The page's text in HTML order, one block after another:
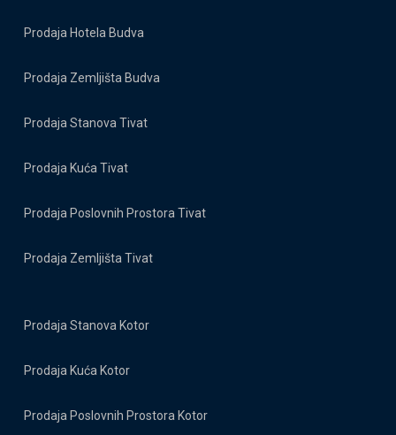
Prodaja Hotela Budva
Prodaja Zemljišta Budva
Prodaja Stanova Tivat
Prodaja Kuća Tivat
Prodaja Poslovnih Prostora Tivat
Prodaja Zemljišta Tivat
Prodaja Stanova Kotor
Prodaja Kuća Kotor
Prodaja Poslovnih Prostora Kotor